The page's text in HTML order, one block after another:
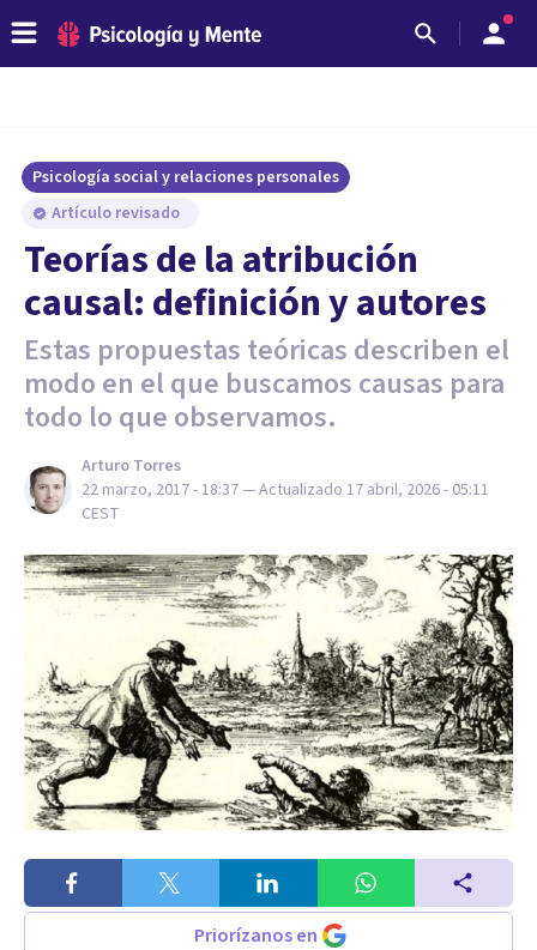
Psicología social y relaciones personales
Artículo revisado
Teorías de la atribución
causal: definición y autores
Estas propuestas teóricas describen el
modo en el que buscamos causas para
todo lo que observamos.
Arturo Torres
22 marzo, 2017 - 18:37— Actualizado 17 abril, 2026 - 05:11
CEST
Priorízanos en